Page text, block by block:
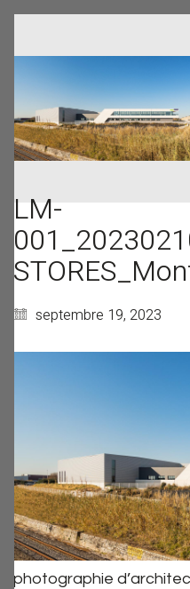
LM-
septembre 19, 2023
photographie